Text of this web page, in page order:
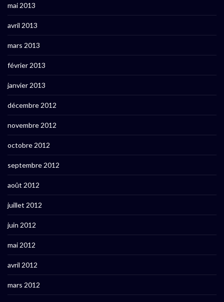
mai 2013
avril 2013
mars 2013
février 2013
janvier 2013
décembre 2012
novembre 2012
octobre 2012
septembre 2012
août 2012
juillet 2012
juin 2012
mai 2012
avril 2012
mars 2012